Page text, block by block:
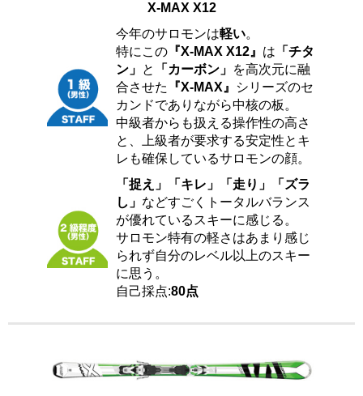
X-MAX X12
今年のサロモンは軽い。
特にこの 『X-MAX X12』 は 「チタ
ン」 と 「カーボン」 を高次元に融
合させた
『X-MAX』
シリーズのセ
カンドでありながら中核の板。
中級者からも扱える操作性の高さ
と、上級者が要求する安定性とキ
レも確保しているサロモンの顔。
「捉え」「キレ」「走り」「ズラ
し」 などすごくトータルバランス
が優れているスキーに感じる。
サロモン特有の軽さはあまり感じ
られず自分のレベル以上のスキー
に思う。
自己採点:80点